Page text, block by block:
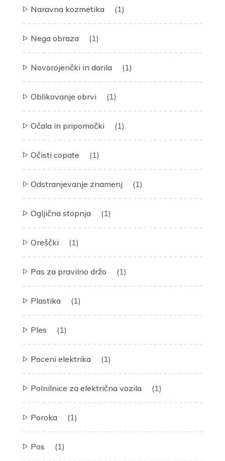
Naravna kozmetika (1)
Nega obraza (1)
Novorojenčki in darila (1)
Oblikovanje obrvi (1)
Očala in pripomočki (1)
Očisti copate (1)
Odstranjevanje znamenj (1)
Ogljična stopnja (1)
Oreščki (1)
Pas za pravilno držo (1)
Plastika (1)
Ples (1)
Poceni elektrika (1)
Polnilnice za električna vozila (1)
Poroka (1)
Pos (1)